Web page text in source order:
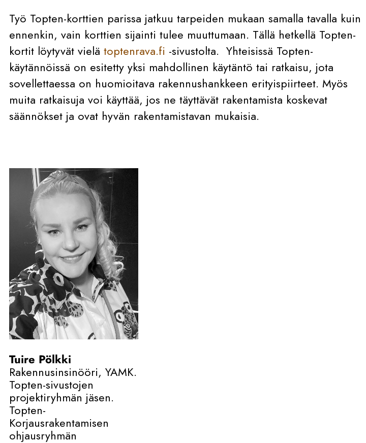
Työ Topten-korttien parissa jatkuu tarpeiden mukaan samalla tavalla kuin
ennenkin, vain korttien sijainti tulee muuttumaan. Tällä hetkellä Topten-
kortit löytyvät vielä toptenrava.fi -sivustolta. Yhteisissä Topten-
käytännöissä on esitetty yksi mahdollinen käytäntö tai ratkaisu, jota
sovellettaessa on huomioitava rakennushankkeen erityispiirteet. Myös
muita ratkaisuja voi käyttää, jos ne täyttävät rakentamista koskevat
säännökset ja ovat hyvän rakentamistavan mukaisia.
Tuire Pölkki
Rakennusinsinööri, YAMK.
Topten-sivustojen
projektiryhmän jäsen.
Topten-
Korjausrakentamisen
ohjausryhmän